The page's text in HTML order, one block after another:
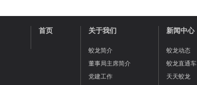
首页 关于我们
蛟龙简介
董事局主席简介
党建工作
新闻中心
蛟龙动态
蛟龙直通车
天天蛟龙